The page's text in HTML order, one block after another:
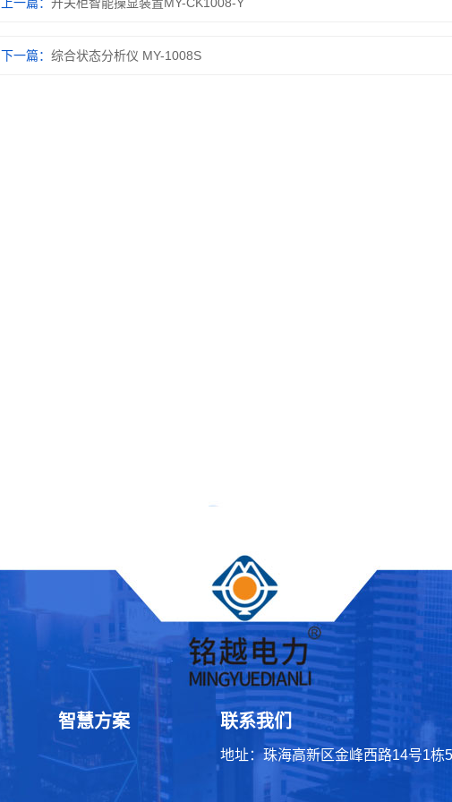
上一篇：开关柜智能操显装置MY-CK1008-Y
下一篇：综合状态分析仪 MY-1008S
智慧方案 联系我们
地址：珠海高新区金峰西路14号1栋